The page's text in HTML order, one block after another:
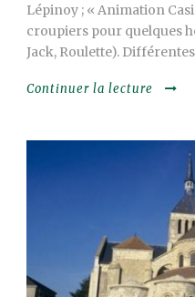
Lépinoy ; « Animation
croupiers pour quelques
Jack, Roulette).
Continuer la lecture